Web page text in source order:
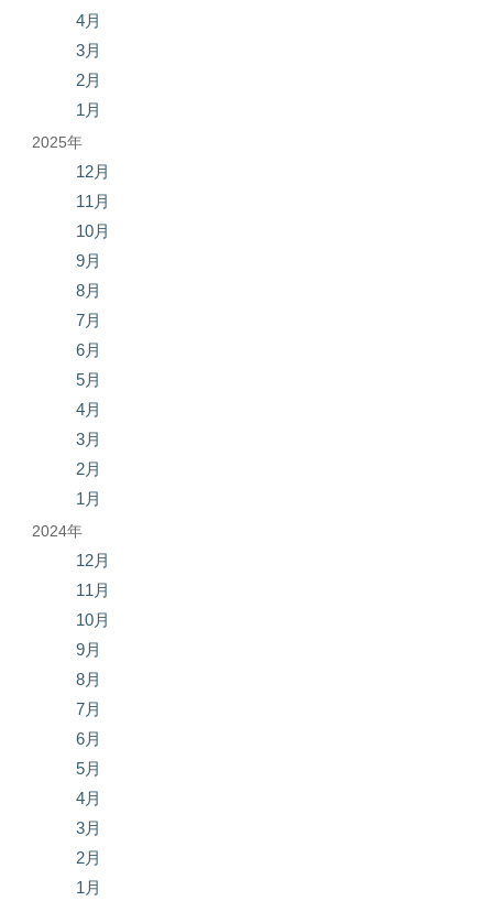
4月
3月
2月
1月
2025年
12月
11月
10月
9月
8月
7月
6月
5月
4月
3月
2月
1月
2024年
12月
11月
10月
9月
8月
7月
6月
5月
4月
3月
2月
1月